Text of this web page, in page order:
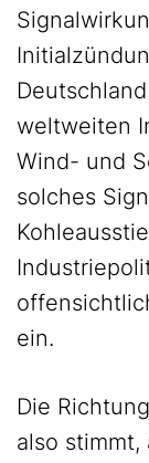
weltweiten
Wind- und
solches
ein.
Die
also